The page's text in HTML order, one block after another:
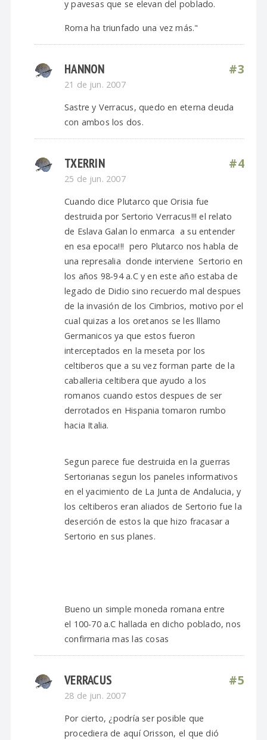
y pavesas que se elevan del poblado.
Roma ha triunfado una vez más."
#3
HANNON
21 de jun. 2007
Sastre y Verracus, quedo en eterna deuda
con ambos los dos.
#4
TXERRIN
25 de jun. 2007
Cuando dice Plutarco que Orisia fue
destruida por Sertorio Verracus!!! el relato
de Eslava Galan lo enmarca a su entender
en esa epoca!!! pero Plutarco nos habla de
una represalia donde interviene Sertorio en
los años 98-94 a.C y en este año estaba de
legado de Didio sino recuerdo mal despues
de la invasión de los Cimbrios, motivo por el
cual quizas a los oretanos se les lllamo
Germanicos ya que estos fueron
interceptados en la meseta por los
celtiberos que a su vez forman parte de la
caballeria celtibera que ayudo a los
romanos cuando estos despues de ser
derrotados en Hispania tomaron rumbo
hacia Italia.
Segun parece fue destruida en la guerras
Sertorianas segun los paneles informativos
en el yacimiento de La Junta de Andalucia, y
los celtiberos eran aliados de Sertorio fue la
deserción de estos la que hizo fracasar a
Sertorio en sus planes.
Bueno un simple moneda romana entre
el 100-70 a.C hallada en dicho poblado, nos
confirmaria mas las cosas
#5
VERRACUS
28 de jun. 2007
Por cierto, ¿podría ser posible que
procediera de aquí Orisson, el que dió